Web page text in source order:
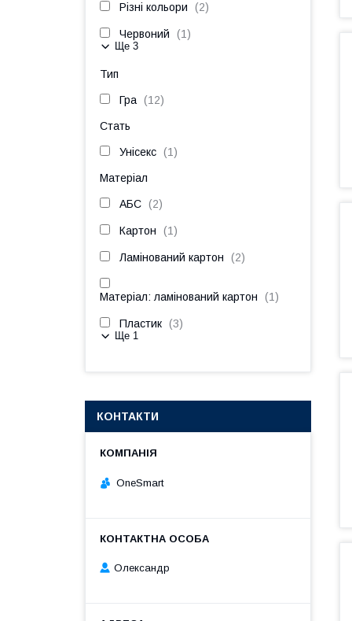
Різні кольори 2
Червоний 1
Ще 3
Тип
Гра 12
Стать
Унісекс 1
Матеріал
АБС 2
Картон 1
Ламінований картон 2
Матеріал: ламінований картон 1
Пластик 3
Ще 1
КОНТАКТИ
OneSmart
Олександр